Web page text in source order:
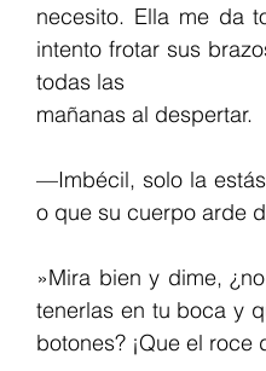
necesito. Ella me da
intento frotar sus
todas las
mañanas al despertar.
—Imbécil, solo la
o que su cuerpo arde
»Mira bien y dime,
tenerlas en tu boca y
botones? ¡Que el